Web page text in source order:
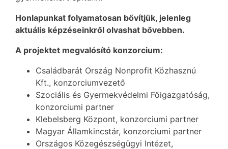
Honlapunkat folyamatosan bővítjük, jelenleg
aktuális képzéseinkről olvashat bővebben.
A projektet megvalósító konzorcium:
Családbarát Ország Nonprofit Közhasznú
Kft., konzorciumvezető
Szociális és Gyermekvédelmi Főigazgatóság,
konzorciumi partner
Klebelsberg Központ, konzorciumi partner
Magyar Államkincstár, konzorciumi partner
Országos Közegészségügyi Intézet,